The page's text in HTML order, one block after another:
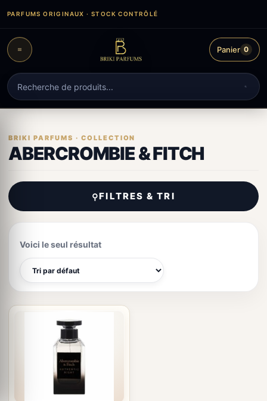
contenu
PARFUMS ORIGINAUX · STOCK CONTRÔLÉ
Recherche
de
produits
Panier 0
ABERCROMBIE & FITCH
⚲FILTRES & TRI
Voici le seul résultat